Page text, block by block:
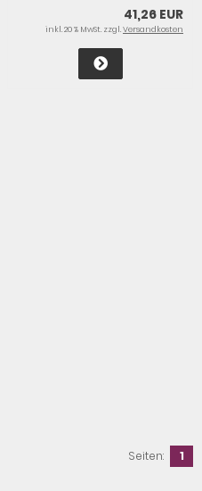
41,26 EUR
inkl. 20 % MwSt. zzgl.Versandkosten
Seiten: 1